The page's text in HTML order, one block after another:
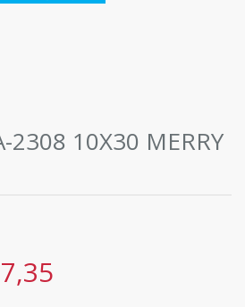
2308 10X30 MERRY